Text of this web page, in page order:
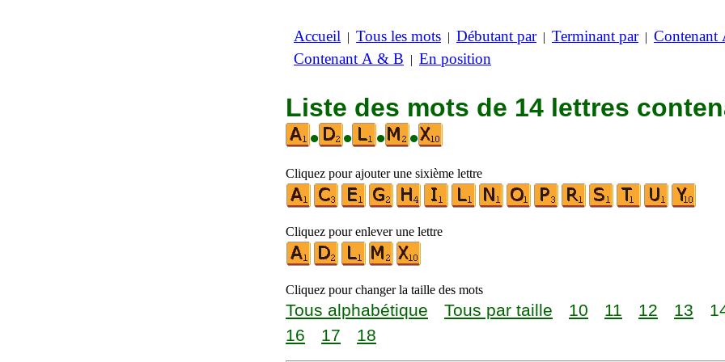
Accueil | Tous les mots | Débutant par| Terminant par| Contenant
Contenant A & B | En position
Liste des mots de 14 lettres
•
• • •
Cliquez pour ajouter une sixième lettre
Cliquez pour enlever une lettre
Cliquez pour changer la taille des mots
Tous alphabétique Tous par taille 10 11 12 13
16
17 18